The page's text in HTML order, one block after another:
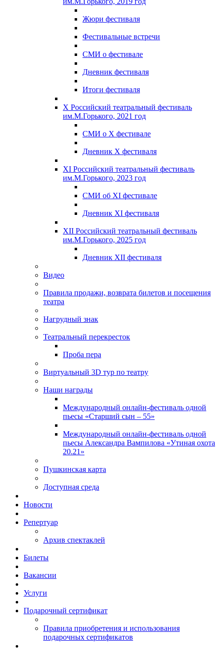
Жюри фестиваля
Фестивальные встречи
СМИ о фестивале
Дневник фестиваля
Итоги фестиваля
X Российский театральный фестиваль
им.М.Горького, 2021 год
СМИ о X фестивале
Дневник X фестиваля
XI Российский театральный фестиваль
им.М.Горького, 2023 год
СМИ об XI фестивале
Дневник XI фестиваля
XII Российский театральный фестиваль
им.М.Горького, 2025 год
Дневник XII фестиваля
Видео
Правила продажи, возврата билетов и посещения
театра
Нагрудный знак
Театральный перекресток
Проба пера
Виртуальный 3D тур по театру
Наши награды
Международный онлайн-фестиваль одной
пьесы «Старший сын – 55»
Международный онлайн-фестиваль одной
пьесы Александра Вампилова «Утиная охота
20.21»
Пушкинская карта
Доступная среда
Новости
Репертуар
Архив спектаклей
Билеты
Вакансии
Услуги
Подарочный сертификат
Правила приобретения и использования
подарочных сертификатов